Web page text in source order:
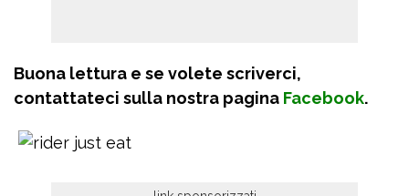
Buona lettura e se volete scriverci,
contattateci sulla nostra pagina Facebook.